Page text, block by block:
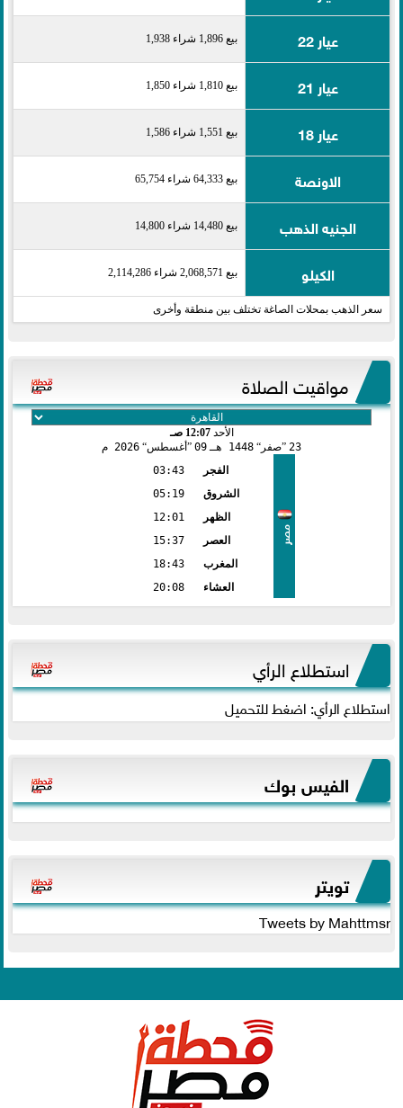
عيار 22 بيع 1,896 شراء 1,938
عيار 21 بيع 1,810 شراء 1,850
عيار 18 بيع 1,551 شراء 1,586
الاونصة بيع 64,333 شراء 65,754
الجنيه الذهب بيع 14,480 شراء 14,800
الكيلو بيع 2,068,571 شراء 2,114,286
سعر الذهب بمحلات الصاغة تختلف بين منطقة وأخرى
مواقيت الصلاة
الأحد12:07 صـ
23
صفر 1448 هـ 09 أغسطس 2026 م
مصر
الفجر
03:43
الشروق
05:19
الظهر
12:01
العصر
15:37
المغرب
18:43
العشاء
20:08
استطلاع الرأي
استطلاع الرأي: اضغط للتحميل
الفيس بوك
تويتر
Tweets by Mahttmsr